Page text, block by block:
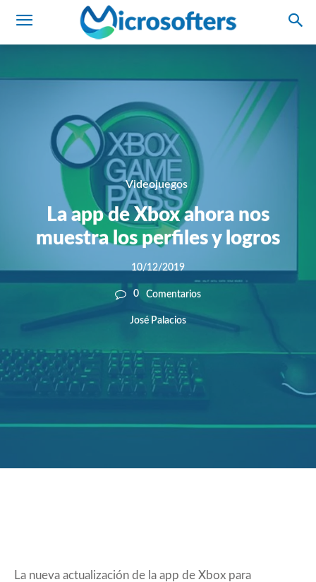
Videojuegos
La app de Xbox ahora nos
muestra los perfiles y logros
10/12/2019
0 Comentarios
José Palacios
La nueva actualización de la app de Xbox para